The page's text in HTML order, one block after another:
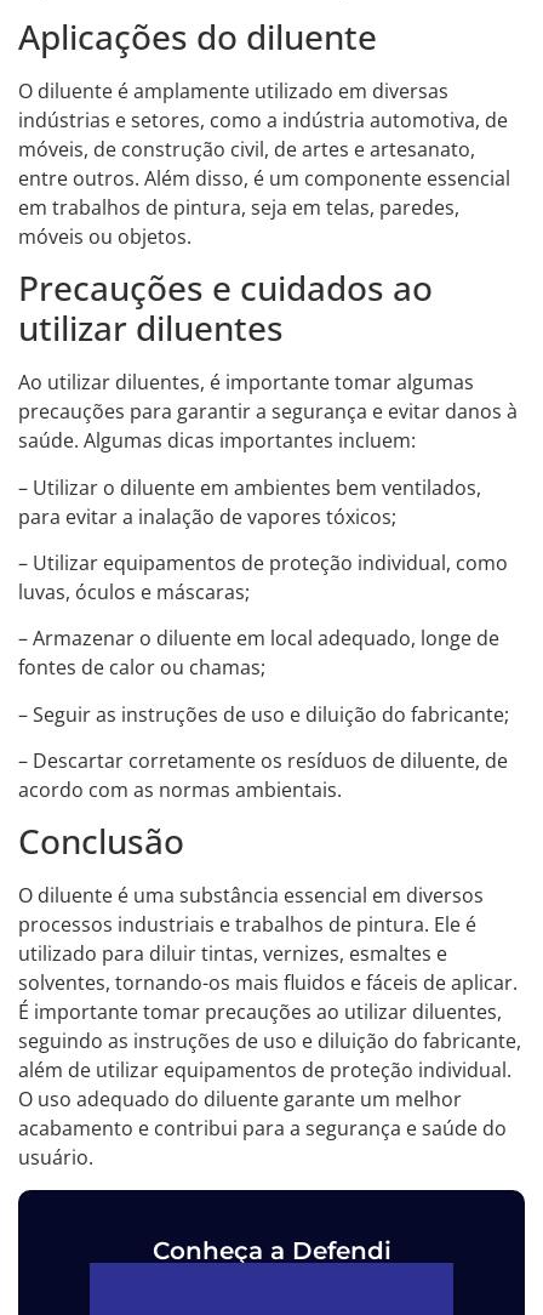
Aplicações do diluente
O diluente é amplamente utilizado em diversas
indústrias e setores, como a indústria automotiva, de
móveis, de construção civil, de artes e artesanato,
entre outros. Além disso, é um componente essencial
em trabalhos de pintura, seja em telas, paredes,
móveis ou objetos.
Precauções e cuidados ao
utilizar diluentes
Ao utilizar diluentes, é importante tomar algumas
precauções para garantir a segurança e evitar danos à
saúde. Algumas dicas importantes incluem:
– Utilizar o diluente em ambientes bem ventilados,
para evitar a inalação de vapores tóxicos;
– Utilizar equipamentos de proteção individual, como
luvas, óculos e máscaras;
– Armazenar o diluente em local adequado, longe de
fontes de calor ou chamas;
– Seguir as instruções de uso e diluição do fabricante;
– Descartar corretamente os resíduos de diluente, de
acordo com as normas ambientais.
Conclusão
O diluente é uma substância essencial em diversos
processos industriais e trabalhos de pintura. Ele é
utilizado para diluir tintas, vernizes, esmaltes e
solventes, tornando-os mais fluidos e fáceis de aplicar.
É importante tomar precauções ao utilizar diluentes,
seguindo as instruções de uso e diluição do fabricante,
além de utilizar equipamentos de proteção individual.
O uso adequado do diluente garante um melhor
acabamento e contribui para a segurança e saúde do
usuário.
Conheça a Defendi